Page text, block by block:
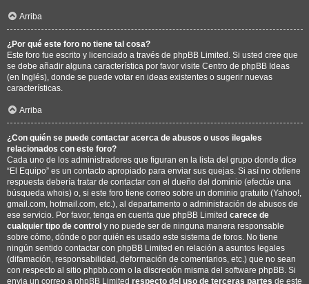
Arriba
¿Por qué este foro no tiene tal cosa?
Este foro fue escrito y licenciado a través de phpBB Limited. Si usted cree que
se debe añadir alguna característica por favor visite Centro de phpBB Ideas
(en Inglés), donde se puede votar en ideas existentes o sugerir nuevas
características.
Arriba
¿Con quién se puede contactar acerca de abusos o usos ilegales
relacionados con este foro?
Cada uno de los administradores que figuran en la lista del grupo donde dice
“El Equipo” es un contacto apropiado para enviar sus quejas. Si así no obtiene
respuesta debería tratar de contactar con el dueño del dominio (efectúe una
búsqueda whois) o, si este foro tiene correo sobre un dominio gratuito (Yahoo!,
gmail.com, hotmail.com, etc.), al departamento o administración de abusos de
ese servicio. Por favor, tenga en cuenta que phpBB Limited carece de
cualquier tipo de control y no puede ser de ninguna manera responsable
sobre cómo, dónde o por quién es usado este sistema de foros. No tiene
ningún sentido contactar con phpBB Limited en relación a asuntos legales
(difamación, responsabilidad, deformación de comentarios, etc.) que no sean
con respecto al sitio phpbb.com o la discreción misma del software phpBB. Si
envia un correo a phpBB Limited respecto del uso de terceras partes de este